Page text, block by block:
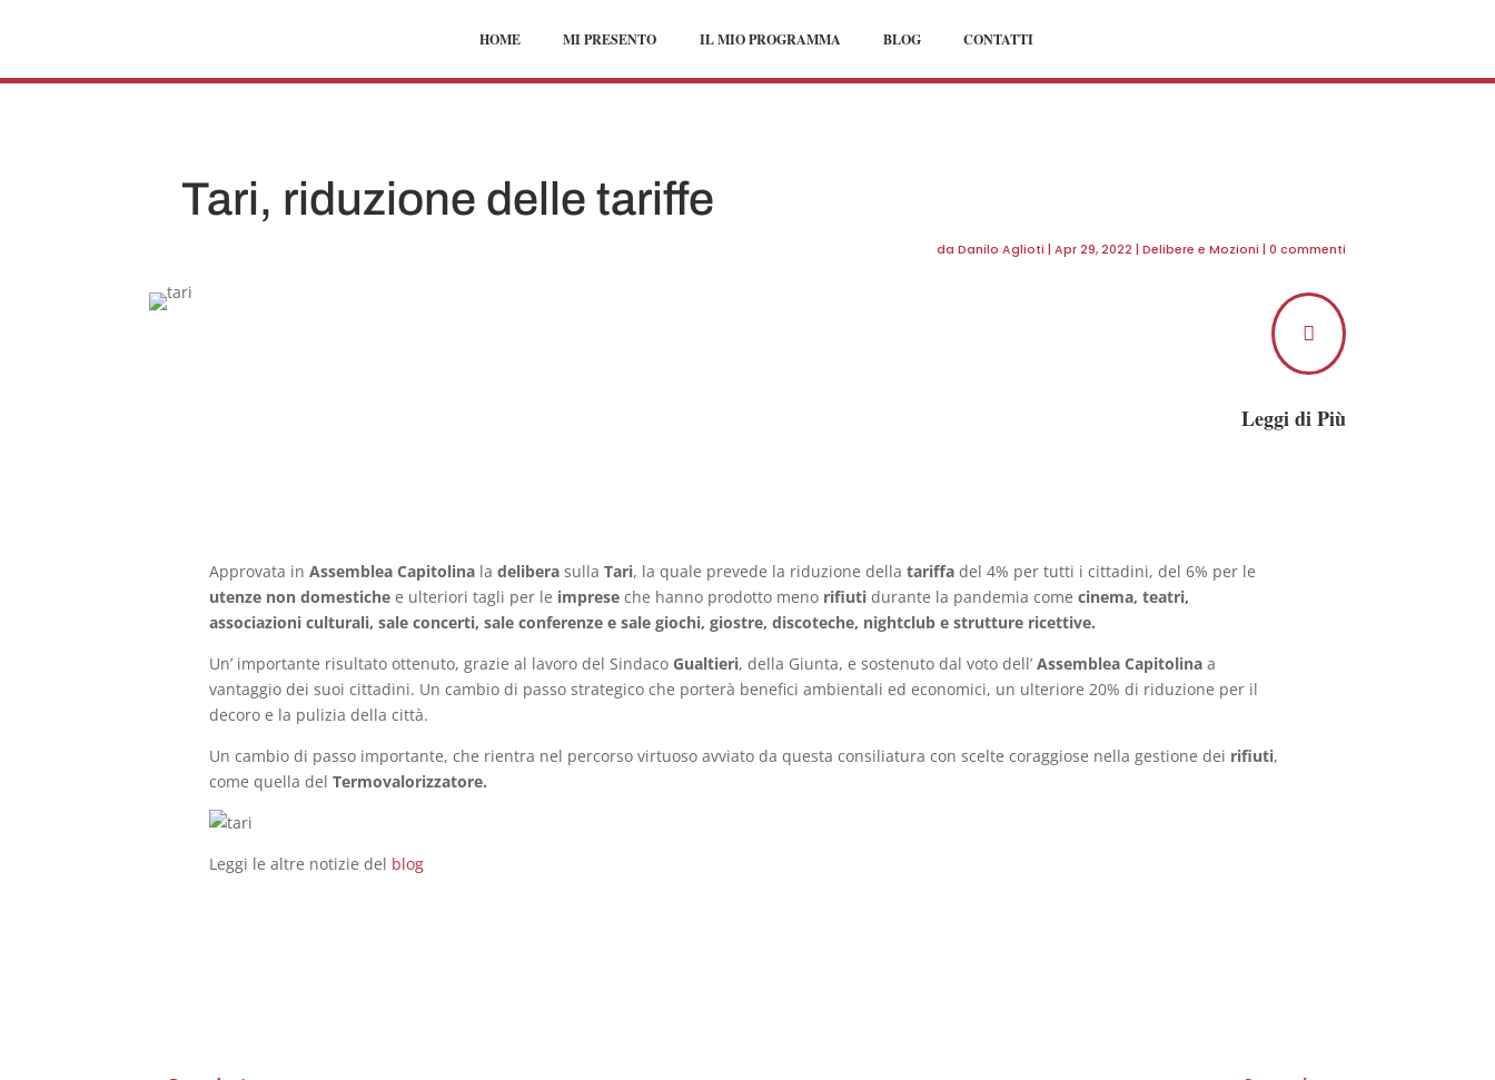
HOME MI PRESENTO IL MIO PROGRAMMA BLOG CONTATTI
Tari, riduzione delle tariffe
da Danilo Aglioti | Apr 29, 2022 | Delibere e Mozioni | 0 commenti

Leggi di Più
Approvata inAssemblea Capitolina ladelibera sullaTari, la quale prevede la riduzione dellatariffa del 4% per tutti i cittadini, del 6% per le
utenze non domestiche e ulteriori tagli per le imprese che hanno prodotto meno rifiuti durante la pandemia come cinema, teatri,
associazioni culturali, sale concerti, sale conferenze e sale giochi, giostre, discoteche, nightclub e strutture ricettive.
Un’ importante risultato ottenuto, grazie al lavoro del Sindaco Gualtieri, della Giunta, e sostenuto dal voto dell’Assemblea Capitolina a
vantaggio dei suoi cittadini. Un cambio di passo strategico che porterà benefici ambientali ed economici, un ulteriore 20% di riduzione per il
decoro e la pulizia della città.
Un cambio di passo importante, che rientra nel percorso virtuoso avviato da questa consiliatura con scelte coraggiose nella gestione dei rifiuti,
come quella delTermovalorizzatore.
Leggi le altre notizie del blog